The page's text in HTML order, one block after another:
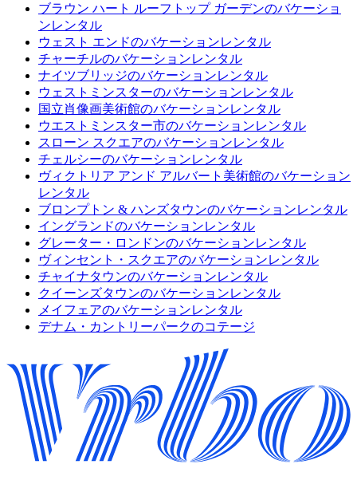
ブラウン ハート ルーフトップ ガーデンのバケーショ
ンレンタル
ウェスト エンドのバケーションレンタル
チャーチルのバケーションレンタル
ナイツブリッジのバケーションレンタル
ウェストミンスターのバケーションレンタル
国立肖像画美術館のバケーションレンタル
ウエストミンスター市のバケーションレンタル
スローン スクエアのバケーションレンタル
チェルシーのバケーションレンタル
ヴィクトリア アンド アルバート美術館のバケーション
レンタル
ブロンプトン & ハンズタウンのバケーションレンタル
イングランドのバケーションレンタル
グレーター・ロンドンのバケーションレンタル
ヴィンセント・スクエアのバケーションレンタル
チャイナタウンのバケーションレンタル
クイーンズタウンのバケーションレンタル
メイフェアのバケーションレンタル
デナム・カントリーパークのコテージ